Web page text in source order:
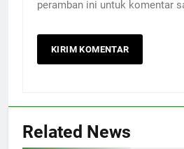
peramban ini untuk komentar
Related News